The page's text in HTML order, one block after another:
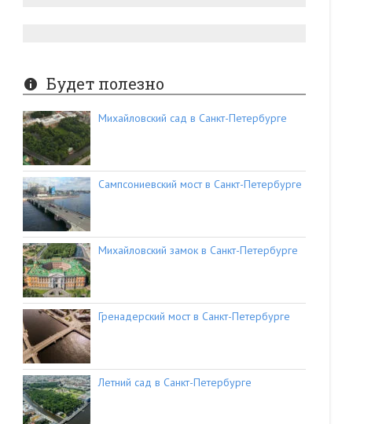
Будет полезно
Михайловский сад в Санкт-Петербурге
Сампсониевский мост в Санкт-Петербурге
Михайловский замок в Санкт-Петербурге
Гренадерский мост в Санкт-Петербурге
Летний сад в Санкт-Петербурге